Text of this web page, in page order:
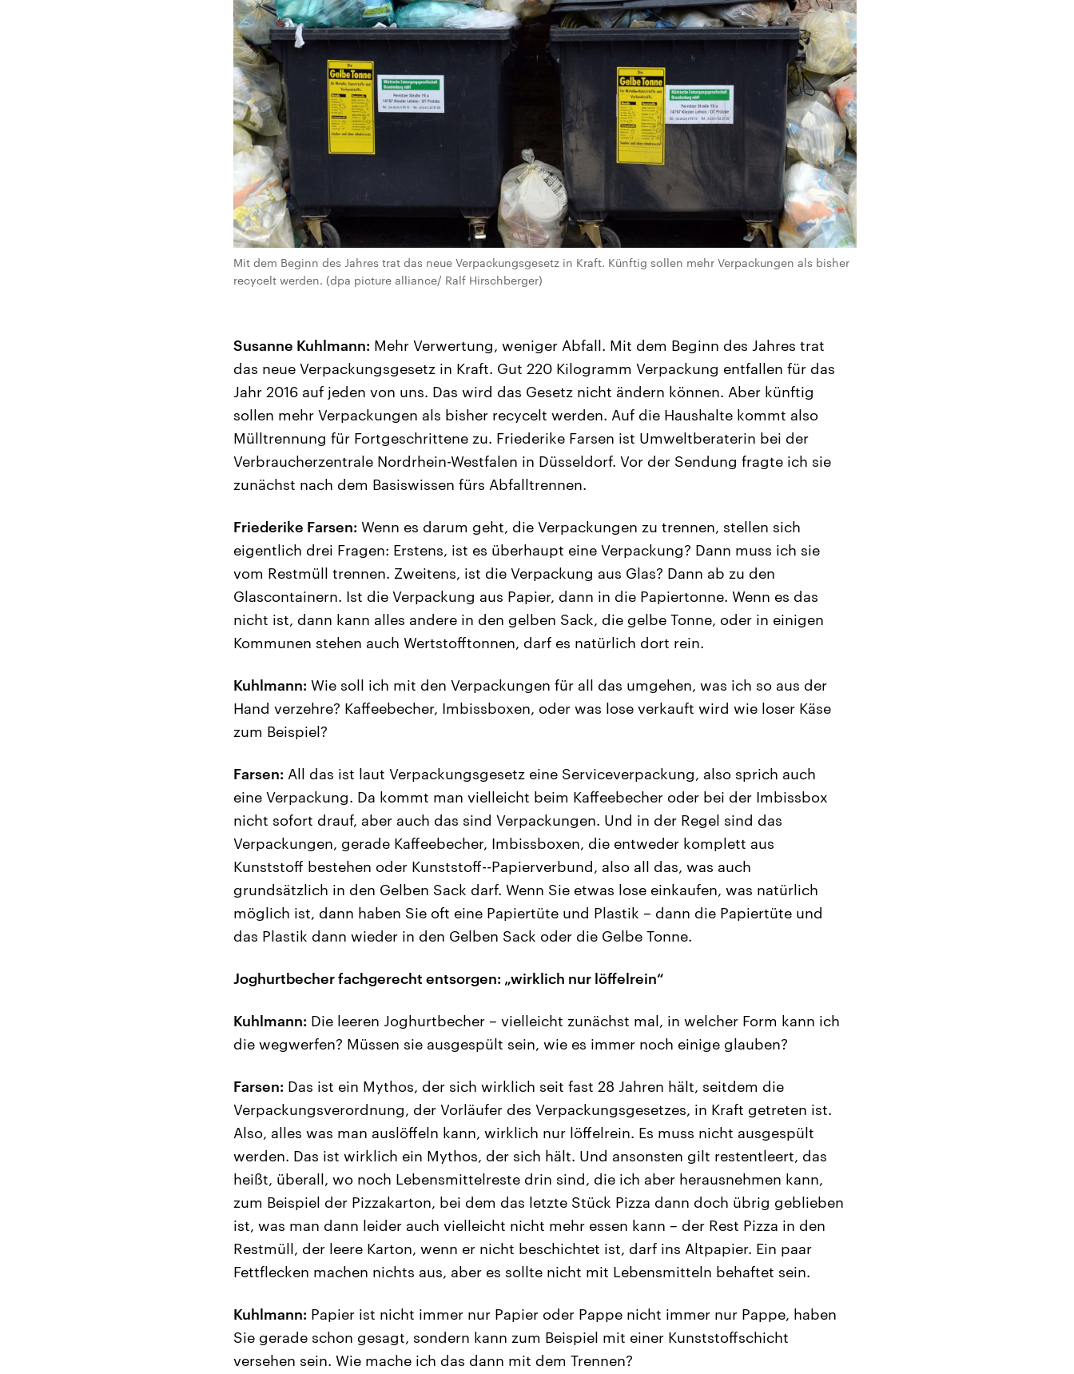
Mit dem Beginn des Jahres trat das neue Verpackungsgesetz in Kraft. Künftig sollen mehr Verpackungen als bisher
recycelt werden. (dpa picture alliance/ Ralf Hirschberger)
Susanne Kuhlmann: Mehr Verwertung, weniger Abfall. Mit dem Beginn des Jahres trat
das neue Verpackungsgesetz in Kraft. Gut 220 Kilogramm Verpackung entfallen für das
Jahr 2016 auf jeden von uns. Das wird das Gesetz nicht ändern können. Aber künftig
sollen mehr Verpackungen als bisher recycelt werden. Auf die Haushalte kommt also
Mülltrennung für Fortgeschrittene zu. Friederike Farsen ist Umweltberaterin bei der
Verbraucherzentrale Nordrhein-Westfalen in Düsseldorf. Vor der Sendung fragte ich sie
zunächst nach dem Basiswissen fürs Abfalltrennen.
Friederike Farsen: Wenn es darum geht, die Verpackungen zu trennen, stellen sich
eigentlich drei Fragen: Erstens, ist es überhaupt eine Verpackung? Dann muss ich sie
vom Restmüll trennen. Zweitens, ist die Verpackung aus Glas? Dann ab zu den
Glascontainern. Ist die Verpackung aus Papier, dann in die Papiertonne. Wenn es das
nicht ist, dann kann alles andere in den gelben Sack, die gelbe Tonne, oder in einigen
Kommunen stehen auch Wertstofftonnen, darf es natürlich dort rein.
Kuhlmann: Wie soll ich mit den Verpackungen für all das umgehen, was ich so aus der
Hand verzehre? Kaffeebecher, Imbissboxen, oder was lose verkauft wird wie loser Käse
zum Beispiel?
Farsen: All das ist laut Verpackungsgesetz eine Serviceverpackung, also sprich auch
eine Verpackung. Da kommt man vielleicht beim Kaffeebecher oder bei der Imbissbox
nicht sofort drauf, aber auch das sind Verpackungen. Und in der Regel sind das
Verpackungen, gerade Kaffeebecher, Imbissboxen, die entweder komplett aus
Kunststoff bestehen oder Kunststoff--Papierverbund, also all das, was auch
grundsätzlich in den Gelben Sack darf. Wenn Sie etwas lose einkaufen, was natürlich
möglich ist, dann haben Sie oft eine Papiertüte und Plastik – dann die Papiertüte und
das Plastik dann wieder in den Gelben Sack oder die Gelbe Tonne.
Joghurtbecher fachgerecht entsorgen: „wirklich nur löffelrein“
Kuhlmann: Die leeren Joghurtbecher – vielleicht zunächst mal, in welcher Form kann ich
die wegwerfen? Müssen sie ausgespült sein, wie es immer noch einige glauben?
Farsen: Das ist ein Mythos, der sich wirklich seit fast 28 Jahren hält, seitdem die
Verpackungsverordnung, der Vorläufer des Verpackungsgesetzes, in Kraft getreten ist.
Also, alles was man auslöffeln kann, wirklich nur löffelrein. Es muss nicht ausgespült
werden. Das ist wirklich ein Mythos, der sich hält. Und ansonsten gilt restentleert, das
heißt, überall, wo noch Lebensmittelreste drin sind, die ich aber herausnehmen kann,
zum Beispiel der Pizzakarton, bei dem das letzte Stück Pizza dann doch übrig geblieben
ist, was man dann leider auch vielleicht nicht mehr essen kann – der Rest Pizza in den
Restmüll, der leere Karton, wenn er nicht beschichtet ist, darf ins Altpapier. Ein paar
Fettflecken machen nichts aus, aber es sollte nicht mit Lebensmitteln behaftet sein.
Kuhlmann: Papier ist nicht immer nur Papier oder Pappe nicht immer nur Pappe, haben
Sie gerade schon gesagt, sondern kann zum Beispiel mit einer Kunststoffschicht
versehen sein. Wie mache ich das dann mit dem Trennen?